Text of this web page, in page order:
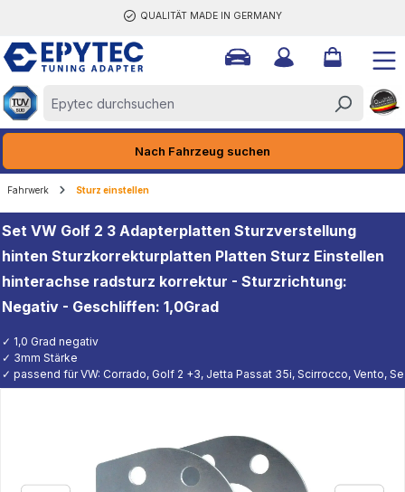
QUALITÄT MADE IN GERMANY
Nach Fahrzeug suchen
Fahrwerk Sturz einstellen
Set VW Golf 2 3 Adapterplatten Sturzverstellung
hinten Sturzkorrekturplatten Platten Sturz Einstellen
hinterachse radsturz korrektur - Sturzrichtung:
Negativ - Geschliffen: 1,0Grad
✓ 1,0 Grad negativ
✓ 3mm Stärke
✓ passend für VW: Corrado, Golf 2 +3, Jetta Passat 35i, Scirrocco, Vento,